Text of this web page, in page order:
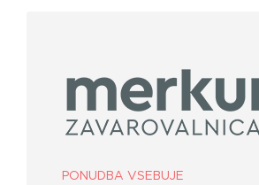
PONUDBA VSEBUJE